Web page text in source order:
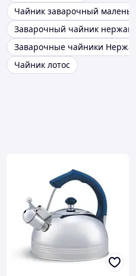
Чайник заварочный
Заварочный чайник
Заварочные чайники
Чайник лотос